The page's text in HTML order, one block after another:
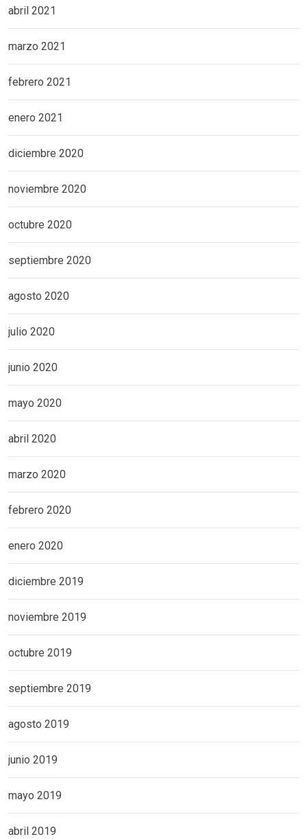
abril 2021
marzo 2021
febrero 2021
enero 2021
diciembre 2020
noviembre 2020
octubre 2020
septiembre 2020
agosto 2020
julio 2020
junio 2020
mayo 2020
abril 2020
marzo 2020
febrero 2020
enero 2020
diciembre 2019
noviembre 2019
octubre 2019
septiembre 2019
agosto 2019
junio 2019
mayo 2019
abril 2019